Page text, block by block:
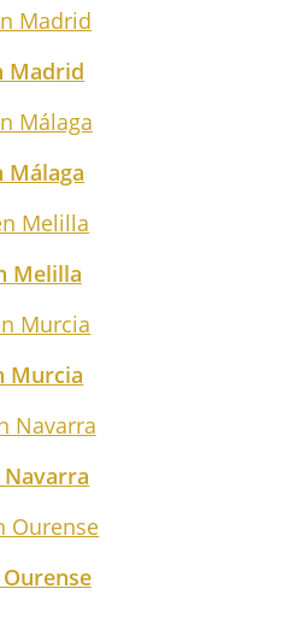
Madrid
Málaga
Melilla
Murcia
Navarra